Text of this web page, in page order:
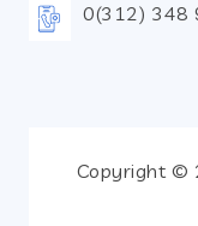
0(312) 348
Copyright ©